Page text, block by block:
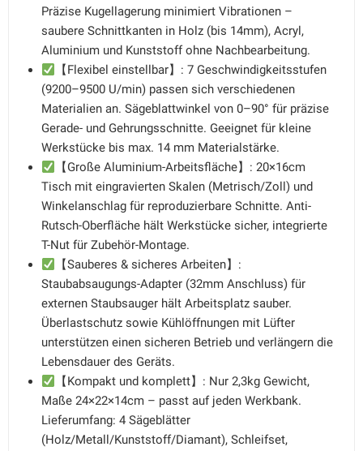
Präzise Kugellagerung minimiert Vibrationen –
saubere Schnittkanten in Holz (bis 14mm), Acryl,
Aluminium und Kunststoff ohne Nachbearbeitung.
【Flexibel einstellbar】: 7 Geschwindigkeitsstufen
(9200–9500 U/min) passen sich verschiedenen
Materialien an. Sägeblattwinkel von 0–90° für präzise
Gerade- und Gehrungsschnitte. Geeignet für kleine
Werkstücke bis max. 14 mm Materialstärke.
【Große Aluminium-Arbeitsfläche】: 20×16cm
Tisch mit eingravierten Skalen (Metrisch/Zoll) und
Winkelanschlag für reproduzierbare Schnitte. Anti-
Rutsch-Oberfläche hält Werkstücke sicher, integrierte
T-Nut für Zubehör-Montage.
【Sauberes & sicheres Arbeiten】:
Staubabsaugungs-Adapter (32mm Anschluss) für
externen Staubsauger hält Arbeitsplatz sauber.
Überlastschutz sowie Kühlöffnungen mit Lüfter
unterstützen einen sicheren Betrieb und verlängern die
Lebensdauer des Geräts.
【Kompakt und komplett】: Nur 2,3kg Gewicht,
Maße 24×22×14cm – passt auf jeden Werkbank.
Lieferumfang: 4 Sägeblätter
(Holz/Metall/Kunststoff/Diamant), Schleifset,